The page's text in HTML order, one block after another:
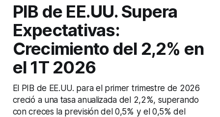
PIB de EE.UU. Supera
Expectativas:
Crecimiento del 2,2% en
el 1T 2026
El PIB de EE.UU. para el primer trimestre de 2026
creció a una tasa anualizada del 2,2%, superando
con creces la previsión del 0,5% y el 0,5% del